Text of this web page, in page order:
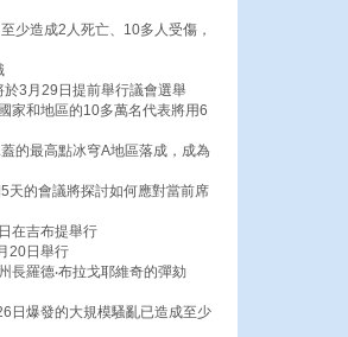
少造成2人死亡、10多人受傷，
3月29日提前舉行議會選舉
家和地區的10多萬名代表將用6
的最高點冰穹A地區落成，成為
天的會議將探討如何應對當前席
在吉布提舉行
20日舉行
羅德‧布拉戈耶維奇的彈劾
日爆發的大規模騷亂已造成至少